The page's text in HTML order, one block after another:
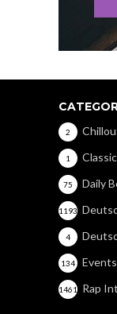
2
1
Daily
75
1193
4
Events
134
Rap
1461